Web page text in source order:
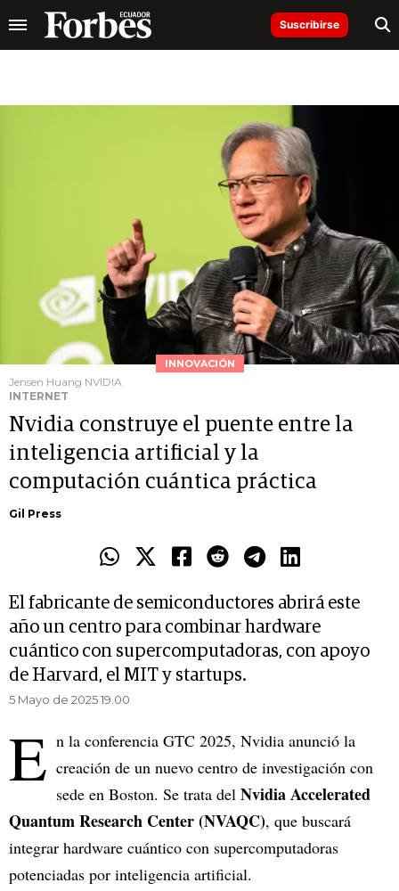
Suscribirse
INNOVACIÓN
Jensen Huang NVIDIA
INTERNET
Nvidia construye el puente entre la
inteligencia artificial y la
computación cuántica práctica
Gil Press
El fabricante de semiconductores abrirá este
año un centro para combinar hardware
cuántico con supercomputadoras, con apoyo
de Harvard, el MIT y startups.
5 Mayo de 2025 19.00
E n la conferencia GTC 2025, Nvidia anunció la
creación de un nuevo centro de investigación con
sede en Boston. Se trata del Nvidia Accelerated
Quantum Research Center (NVAQC), que buscará
integrar hardware cuántico con supercomputadoras
potenciadas por inteligencia artificial.